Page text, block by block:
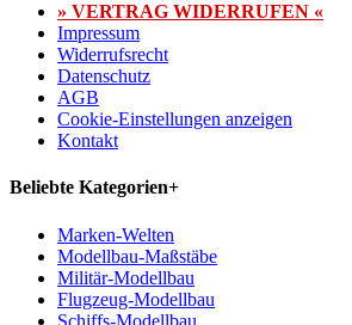
» VERTRAG WIDERRUFEN «
Impressum
Widerrufsrecht
Datenschutz
AGB
Cookie-Einstellungen anzeigen
Kontakt
Beliebte Kategorien+
Marken-Welten
Modellbau-Maßstäbe
Militär-Modellbau
Flugzeug-Modellbau
Schiffs-Modellbau